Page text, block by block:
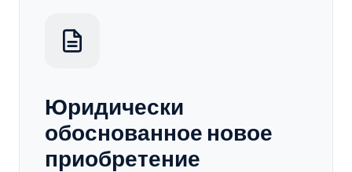
Юридически
обоснованное новое
приобретение